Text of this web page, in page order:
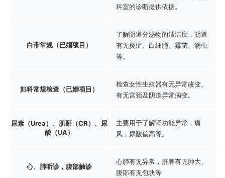
科室的诊断提供依据。
白带常规（已婚项目）
了解阴道分泌物的清洁度，阴道
有无炎症、白细胞、霉菌、滴虫
等。
妇科常规检查（已婚项目）
检查女性生殖器有无异常改变、
有无宫颈及阴道异常病变。
尿素（Urea）、肌酐（CR）、尿
酸（UA）
主要用于了解肾功能异常，痛
风，尿酸偏高等。
心、肺听诊，腹部触诊
心肺有无异常，肝脾有无肿大、
腹部有无包块等